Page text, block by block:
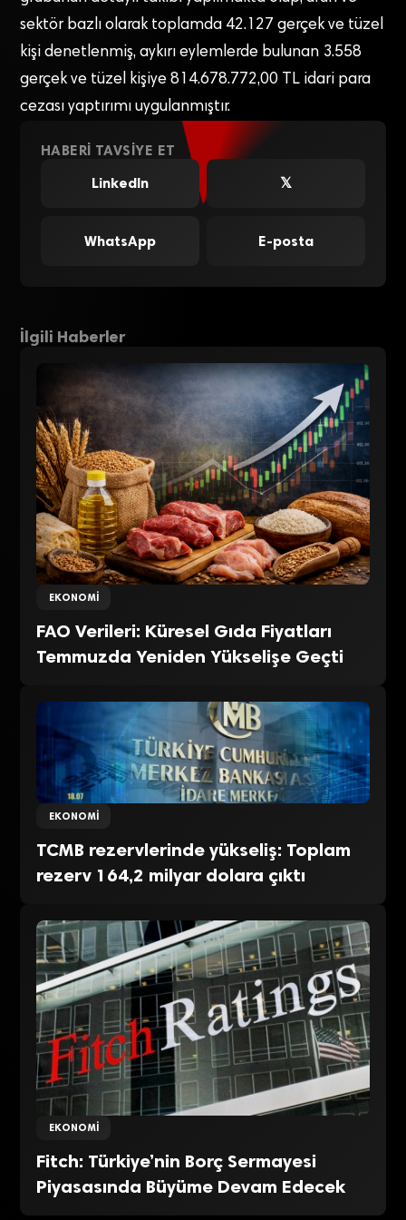
sektör bazlı olarak toplamda 42.127 gerçek ve tüzel
kişi denetlenmiş, aykırı eylemlerde bulunan 3.558
gerçek ve tüzel kişiye 814.678.772,00 TL idari para
cezası yaptırımı uygulanmıştır.
HABERI TAVSIYE ET
LinkedIn
𝕏
WhatsApp E-posta
İlgili Haberler
EKONOMI
FAO Verileri: Küresel Gıda Fiyatları
Temmuzda Yeniden Yükselişe Geçti
EKONOMI
TCMB rezervlerinde yükseliş: Toplam
rezerv 164,2 milyar dolara çıktı
EKONOMI
Fitch: Türkiye’nin Borç Sermayesi
Piyasasında Büyüme Devam Edecek